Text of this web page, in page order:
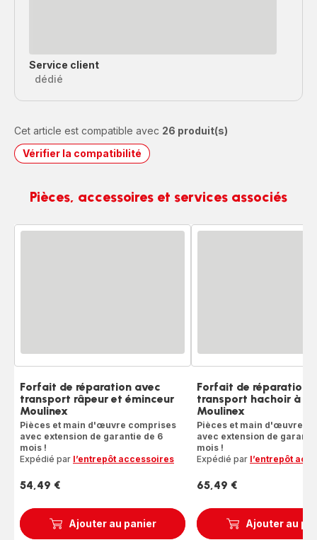
Service client
dédié
Cet article est compatible avec 26 produit(s)
Vérifier la compatibilité
Pièces, accessoires et services associés
Ajouter au panier
Forfait de réparation avec
transport râpeur et éminceur
Moulinex
Pièces et main d'œuvre comprises
avec extension de garantie de 6
mois !
Expédié par l’entrepôt accessoires
Prix
54,49 €
Ajouter au
Forfait de réparation
transport hachoir à
Moulinex
Pièces et main d'œuvre
avec extension de
mois !
Expédié par l’entrepôt
Prix
65,49 €